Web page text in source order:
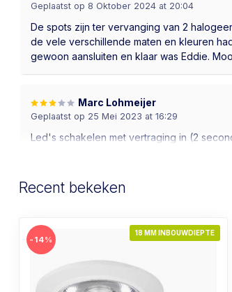
Geplaatst op 8 Oktober 2024 at 20:04
De spots zijn ter vervanging van 2
de vele verschillende maten en kleuren
gewoon aansluiten en klaar was Eddie.
Marc Lohmeijer
Geplaatst op 25 Mei 2023 at 16:29
Led's schakelen met vertraging in (2
Geplaatst op 21 Oktober 2022 at 09:15
Product snel verzonden. Zoals omschreven,
Recent bekeken
18 MM INBOUWDIEPTE
-14%